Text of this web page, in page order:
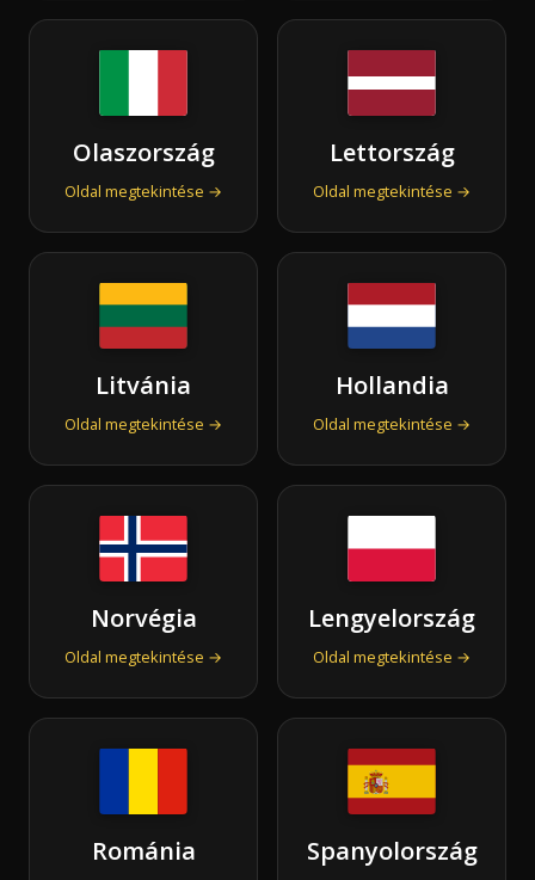
Olaszország
Oldal megtekintése →
Lettország
Oldal megtekintése →
Litvánia
Oldal megtekintése →
Hollandia
Oldal megtekintése →
Norvégia
Oldal megtekintése →
Lengyelország
Oldal megtekintése →
Románia Spanyolország